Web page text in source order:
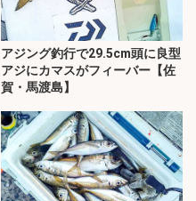
アジング釣行で29.5cm頭に良型
アジにカマスがフィーバー【佐
賀・馬渡島】